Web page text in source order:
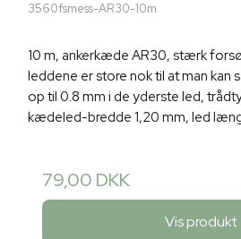
3560fsmess-AR30-10m
10 m, ankerkæde AR30, stærk
leddene er store nok til at man
op til 0.8 mm i de yderste led,
kædeled-bredde 1,20 mm, led
79,00 DKK
Vis produkt